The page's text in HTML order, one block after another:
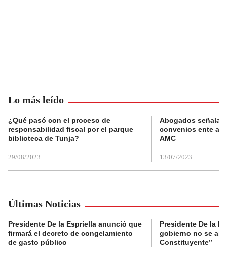
Lo más leído
¿Qué pasó con el proceso de
responsabilidad fiscal por el parque
biblioteca de Tunja?
29/08/2023
Abogados
convenios ente
AMC
13/07/2023
Últimas Noticias
Presidente De la Espriella anunció que
firmará el decreto de congelamiento
de gasto público
Presidente De la
gobierno no se
Constituyente”